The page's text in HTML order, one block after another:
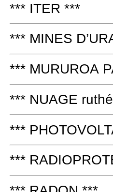
*** ITER ***
*** MINES
*** MURUROA
*** NUAGE
***
***